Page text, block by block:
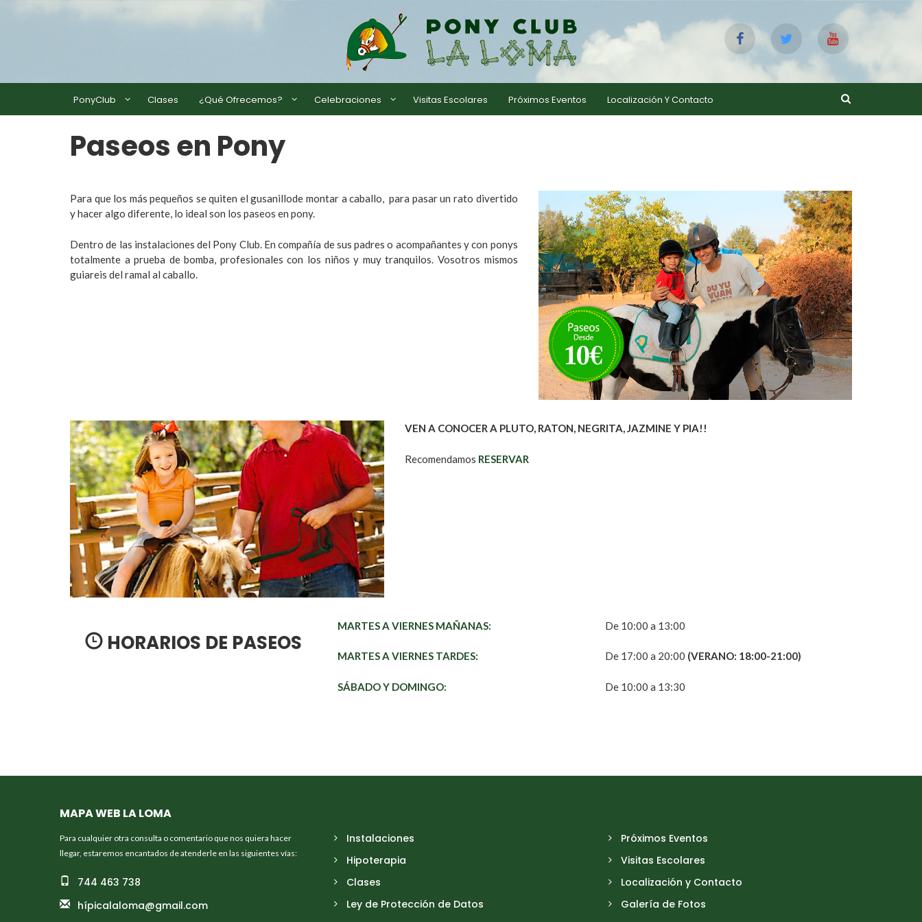
PonyClub Clases ¿Qué Ofrecemos? Celebraciones Visitas Escolares Próximos Eventos Localización Y Contacto
Paseos en Pony
Para que los más pequeños se quiten el gusanillode montar a caballo, para pasar un rato divertido
y hacer algo diferente, lo ideal son los paseos en pony.
Dentro de las instalaciones del Pony Club. En compañía de sus padres o acompañantes y con ponys
totalmente a prueba de bomba, profesionales con los niños y muy tranquilos. Vosotros mismos
guiareis del ramal al caballo.
VEN A CONOCER A PLUTO, RATON, NEGRITA, JAZMINE Y PIA!!
Recomendamos RESERVAR
HORARIOS DE PASEOS
MARTES A VIERNES MAÑANAS: De 10:00 a 13:00
MARTES A VIERNES TARDES: De 17:00 a 20:00 (VERANO: 18:00-21:00)
SÁBADO Y DOMINGO: De 10:00 a 13:30
MAPA WEB LA LOMA
Para cualquier otra consulta o comentario que nos quiera hacer
llegar, estaremos encantados de atenderle en las siguientes vías:
744 463 738
hípicalaloma@gmail.com
Instalaciones
Hipoterapia
Clases
Ley de Protección de Datos
Próximos Eventos
Visitas Escolares
Localización y Contacto
Galería de Fotos